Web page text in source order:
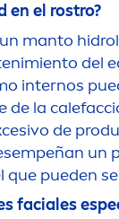
en el rostro?
manto
del
internos
de la
de
un
pueden
faciales